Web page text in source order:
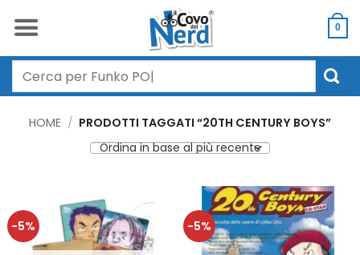
0
Cerca:
HOME / PRODOTTI TAGGATI “20TH CENTURY BOYS”
-5% -5%